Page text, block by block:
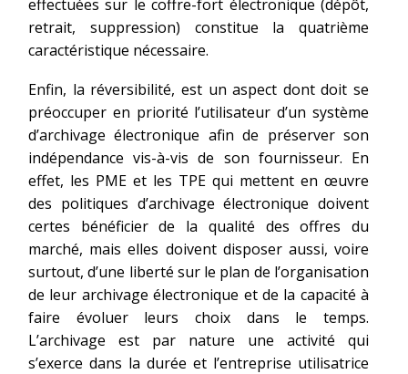
effectuées sur le coffre-fort électronique (dépôt,
retrait, suppression) constitue la quatrième
caractéristique nécessaire.
Enfin, la réversibilité, est un aspect dont doit se
préoccuper en priorité l’utilisateur d’un système
d’archivage électronique afin de préserver son
indépendance vis-à-vis de son fournisseur. En
effet, les PME et les TPE qui mettent en œuvre
des politiques d’archivage électronique doivent
certes bénéficier de la qualité des offres du
marché, mais elles doivent disposer aussi, voire
surtout, d’une liberté sur le plan de l’organisation
de leur archivage électronique et de la capacité à
faire évoluer leurs choix dans le temps.
L’archivage est par nature une activité qui
s’exerce dans la durée et l’entreprise utilisatrice